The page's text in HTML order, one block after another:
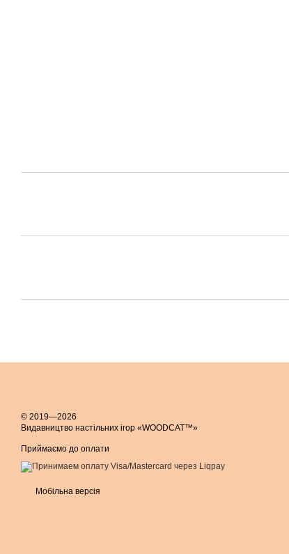
© 2019—2026
Видавництво настільних ігор «WOODCAT™»
Приймаємо до оплати
Мобільна версія